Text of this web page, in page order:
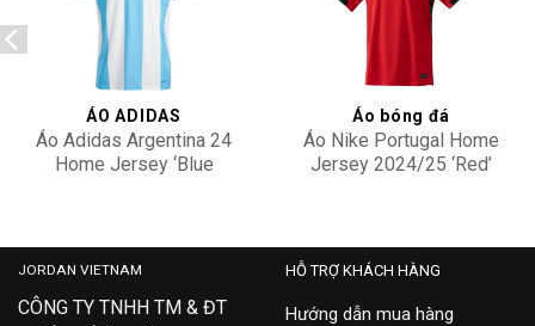
ÁO ADIDAS
Áo Adidas Argentina 24
Home Jersey ‘Blue
Áo bóng đá
Áo Nike Portugal Home
Jersey 2024/25 ‘Red’
JORDAN VIETNAM
CÔNG TY TNHH TM & ĐT
HỖ TRỢ KHÁCH HÀNG
Hướng dẫn mua hàng